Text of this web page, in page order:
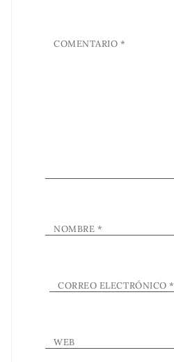
COMENTARIO *
NOMBRE *
CORREO ELECTRÓNICO*
WEB